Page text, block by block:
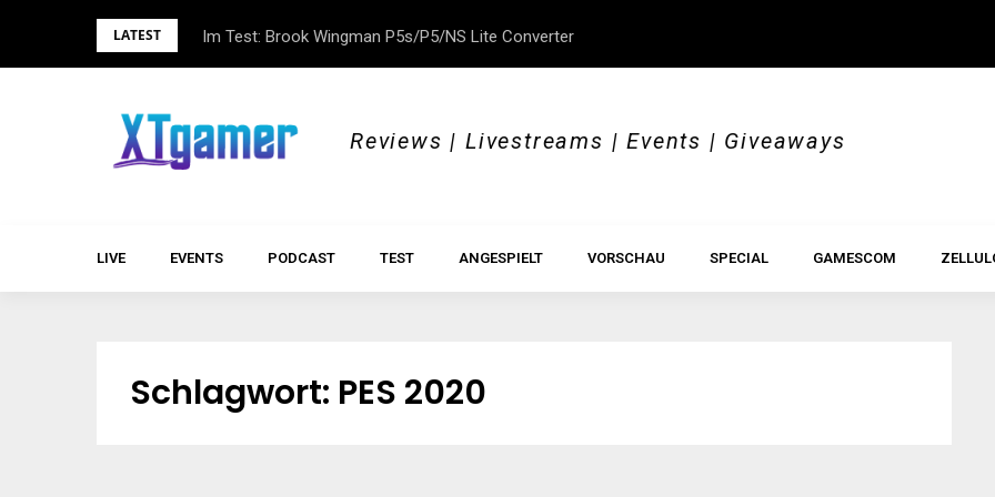
LATEST Im Test: Brook Wingman P5s/P5/NS Lite Converter
DOK.fest München 2026 – Empowered, HerStory, Beyond Borders
Reviews | Livestreams | Events | Giveaways
LIVE EVENTS PODCAST TEST ANGESPIELT VORSCHAU SPECIAL GAMESCOM
Schlagwort: PES 2020